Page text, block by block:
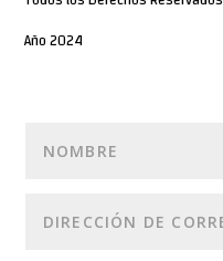
Año 2024